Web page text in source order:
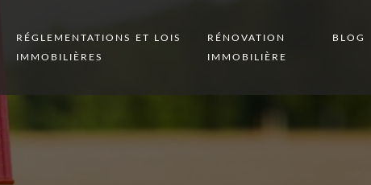
RÉGLEMENTATIONS ET LOIS
IMMOBILIÈRES
RÉNOVATION
IMMOBILIÈRE
BLOG